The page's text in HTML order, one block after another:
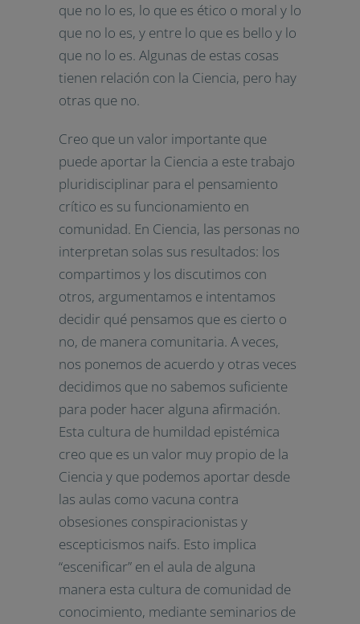
que no lo es, lo que es ético o moral y lo
que no lo es, y entre lo que es bello y lo
que no lo es. Algunas de estas cosas
tienen relación con la Ciencia, pero hay
otras que no.
Creo que un valor importante que
puede aportar la Ciencia a este trabajo
pluridisciplinar para el pensamiento
crítico es su funcionamiento en
comunidad. En Ciencia, las personas no
interpretan solas sus resultados: los
compartimos y los discutimos con
otros, argumentamos e intentamos
decidir qué pensamos que es cierto o
no, de manera comunitaria. A veces,
nos ponemos de acuerdo y otras veces
decidimos que no sabemos suficiente
para poder hacer alguna afirmación.
Esta cultura de humildad epistémica
creo que es un valor muy propio de la
Ciencia y que podemos aportar desde
las aulas como vacuna contra
obsesiones conspiracionistas y
escepticismos naifs. Esto implica
“escenificar” en el aula de alguna
manera esta cultura de comunidad de
conocimiento, mediante seminarios de